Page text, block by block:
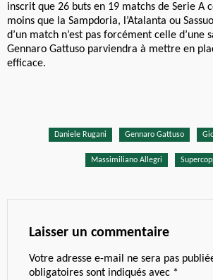
inscrit que 26 buts en 19 matchs de Serie A
moins que la Sampdoria, l’Atalanta ou
d’un match n’est pas forcément celle d’une
Gennaro Gattuso parviendra à mettre en
efficace.
Daniele Rugani Gennaro Gattuso
Massimiliano Allegri
Laisser un commentaire
Votre adresse e-mail ne sera pas
obligatoires sont indiqués avec *